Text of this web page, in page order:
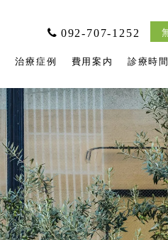
治療症例 費用案内 診療時
092-707-1252